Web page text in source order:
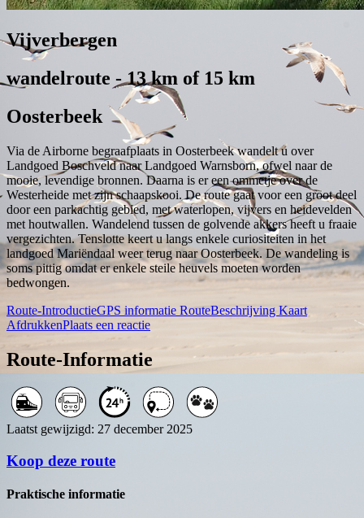
Vijverbergen
wandelroute - 13 km of 15 km
Oosterbeek
Via de Airborne begraafplaats in Oosterbeek wandelt u over
Landgoed Boschveld naar Landgoed Warnsborn, ofwel naar de
mooie, levendige bronnen. Daarna is er een ommetje over de
Westerheide met zijn schaapskooi. De route gaat voor een groot deel
door een parkachtig gebied, met waterlopen, vijvers en heidevelden
met houtwallen. Wandelend tussen de golvende akkers heeft u fraaie
vergezichten. Tenslotte keert u langs enkele curiositeiten in het
landgoed Mariëndaal weer terug naar Oosterbeek. De wandeling is
soms pittig omdat er enkele steile heuvels moeten worden
bedwongen.
Route-IntroductieGPS informatie RouteBeschrijving Kaart
AfdrukkenPlaats een reactie
Route-Informatie
Laatst gewijzigd: 27 december 2025
Koop deze route
Praktische informatie